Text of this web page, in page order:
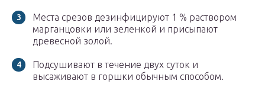
Места срезов дезинфицируют 1 % раствором
марганцовки или зеленкой и присыпают
древесной золой.
Подсушивают в течение двух суток и
высаживают в горшки обычным способом.